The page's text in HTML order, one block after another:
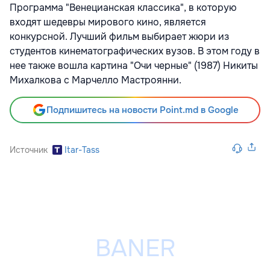
Программа "Венецианская классика", в которую
входят шедевры мирового кино, является
конкурсной. Лучший фильм выбирает жюри из
студентов кинематографических вузов. В этом году в
нее также вошла картина "Очи черные" (1987) Никиты
Михалкова с Марчелло Мастроянни.
Подпишитесь на новости Point.md в Google
Источник Itar-Tass